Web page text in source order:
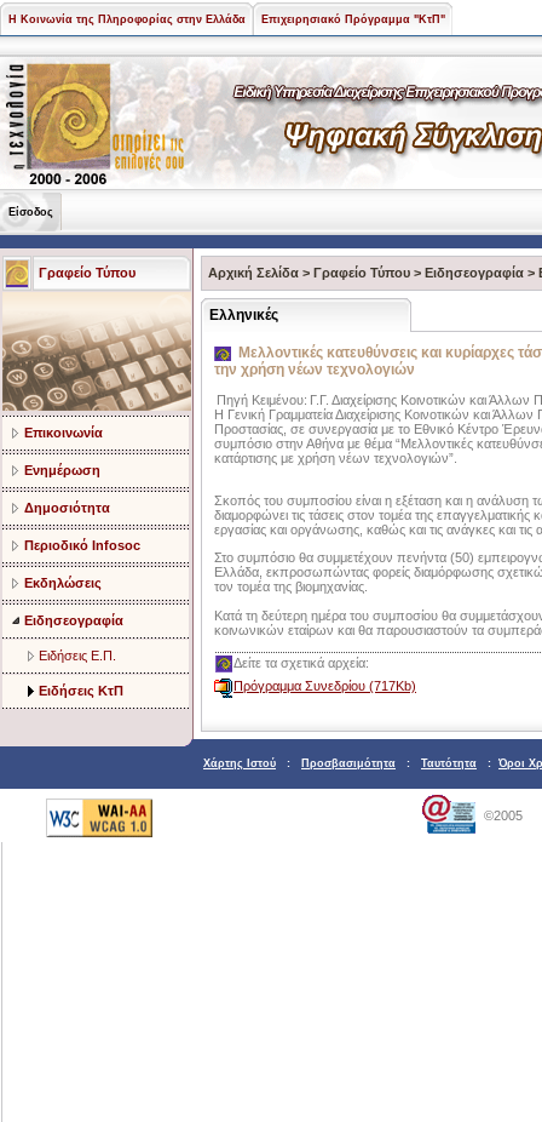
Η Κοινωνία της Πληροφορίας στην Ελλάδα Επιχειρησιακό Πρόγραμμα "ΚτΠ"
Είσοδος
Γραφείο Τύπου
Επικοινωνία
Ενημέρωση
Δημοσιότητα
Περιοδικό Infosoc
Εκδηλώσεις
Ειδησεογραφία
Ειδήσεις Ε.Π.
Ειδήσεις ΚτΠ
Αρχική Σελίδα > Γραφείο Τύπου > Ειδησεογραφία >
Ελληνικές
Μελλοντικές κατευθύνσεις και κυρίαρχες
την χρήση νέων τεχνολογιών
Πηγή Κειμένου: Γ.Γ. Διαχείρισης Κοινοτικών και Άλλων
H Γενική Γραμματεία Διαχείρισης Κοινοτικών και
Προστασίας, σε συνεργασία με το Εθνικό Κέντρο
συμπόσιο στην Αθήνα με θέμα “Μελλοντικές
κατάρτισης με χρήση νέων τεχνολογιών”.
Σκοπός του συμποσίου είναι η εξέταση και η
διαμορφώνει τις τάσεις στον τομέα της
εργασίας και οργάνωσης, καθώς και τις ανάγκες και τις
Στο συμπόσιο θα συμμετέχουν πενήντα (50)
Ελλάδα, εκπροσωπώντας φορείς διαμόρφωσης
τον τομέα της βιομηχανίας.
Κατά τη δεύτερη ημέρα του συμποσίου θα
κοινωνικών εταίρων και θα παρουσιαστούν τα
Δείτε τα σχετικά αρχεία:
Πρόγραμμα Συνεδρίου (717Κb)
Χάρτης Ιστού : Προσβασιμότητα : Ταυτότητα : Όροι
©2005